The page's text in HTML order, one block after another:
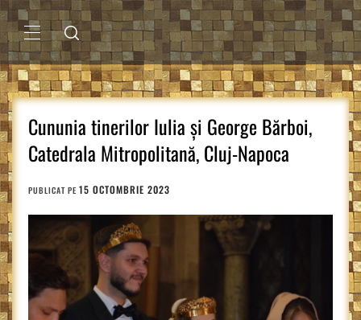
Sari
la
conținutMENIU
PRINCIPAL
Cununia tinerilor Iulia și George Bărboi,
Catedrala Mitropolitană, Cluj-Napoca
PUBLICAT PE 15 OCTOMBRIE 2023